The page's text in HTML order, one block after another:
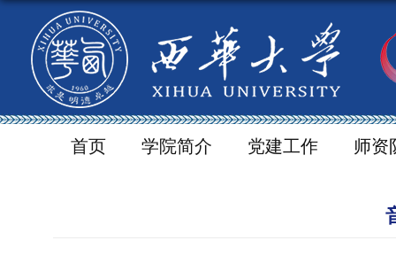
首页 学院简介 党建工作 师资